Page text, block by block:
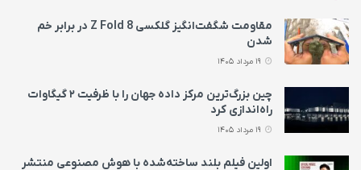
مقاومت شگفت‌انگیز گلکسی Z Fold 8 در برابر خم
شدن
چین بزرگ‌ترین مرکز داده جهان را با ظرفیت ۲ گیگاوات
راه‌اندازی کرد
اولین فیلم بلند ساخته‌شده با هوش مصنوعی منتشر